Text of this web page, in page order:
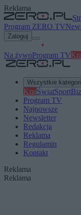
Reklama
Program ZERO TV
Zaloguj
Na żywoProgram TV
Wszystkie
KrajŚwiatSport
Program TV
Najnowsze
Newsletter
Redakcja
Reklama
Regulamin
Kontakt
Reklama
Reklama